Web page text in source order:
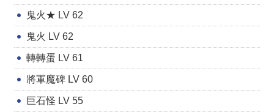
鬼火★ LV 62
鬼火 LV 62
轉轉蛋 LV 61
將軍魔碑 LV 60
巨石怪 LV 55